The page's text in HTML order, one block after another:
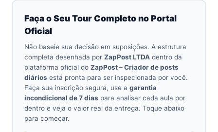
Faça o Seu Tour Completo no Portal
Oficial
Não baseie sua decisão em suposições. A estrutura
completa desenhada por ZapPost LTDA dentro da
plataforma oficial do ZapPost – Criador de posts
diários está pronta para ser inspecionada por você.
Faça sua inscrição segura, use a garantia
incondicional de 7 dias para analisar cada aula por
dentro e veja o valor real da entrega. Toque abaixo
para começar.